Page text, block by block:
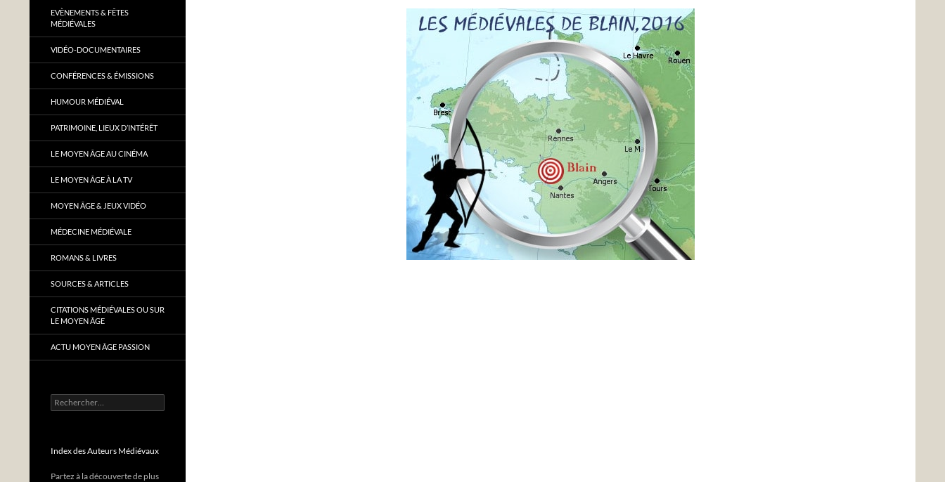
EVÈNEMENTS & FÊTES
MÉDIÉVALES
VIDÉO-DOCUMENTAIRES
CONFÉRENCES & ÉMISSIONS
HUMOUR MÉDIÉVAL
PATRIMOINE, LIEUX D’INTÉRÊT
LE MOYEN ÂGE AU CINÉMA
LE MOYEN ÂGE À LA TV
MOYEN ÂGE & JEUX VIDÉO
MÉDECINE MÉDIÉVALE
ROMANS & LIVRES
SOURCES & ARTICLES
CITATIONS MÉDIÉVALES OU SUR
LE MOYEN ÂGE
ACTU MOYEN ÂGE PASSION
Rechercher :
Index des Auteurs Médiévaux
Partez à la découverte de plus